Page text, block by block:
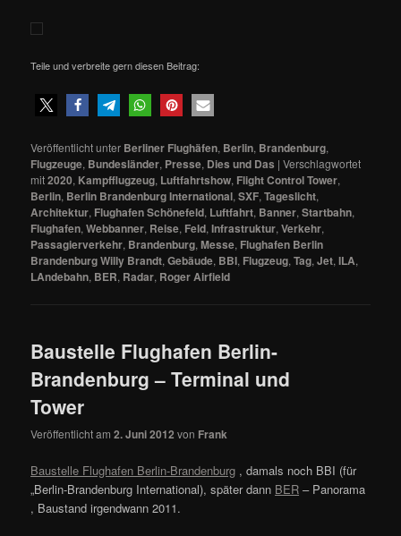
Teile und verbreite gern diesen Beitrag:
Veröffentlicht unter Berliner Flughäfen, Berlin, Brandenburg,
Flugzeuge, Bundesländer, Presse, Dies und Das |Verschlagwortet
mit2020, Kampfflugzeug, Luftfahrtshow, Flight Control Tower,
Berlin, Berlin Brandenburg International,SXF,Tageslicht,
Architektur, Flughafen Schönefeld, Luftfahrt, Banner,Startbahn,
Flughafen,Webbanner, Reise, Feld,Infrastruktur,Verkehr,
Passagierverkehr, Brandenburg,Messe, Flughafen Berlin
Brandenburg Willy Brandt,Gebäude, BBI, Flugzeug,Tag,Jet,ILA,
LAndebahn, BER, Radar, Roger Airfield
Baustelle Flughafen Berlin-
Brandenburg – Terminal und
Tower
Veröffentlicht am2. Juni 2012 von Frank
Baustelle Flughafen Berlin-Brandenburg , damals noch BBI (für
„Berlin-Brandenburg International), später dann BER – Panorama
, Baustand irgendwann 2011.